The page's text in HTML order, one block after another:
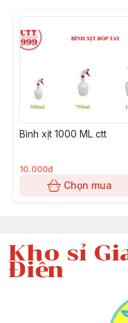
Bình xịt 1000 ML ctt
10.000đ
Chọn mua
Kho sỉ
Điền